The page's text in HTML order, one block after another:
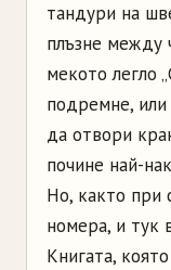
тандури на
плъзне между
мекото легло
подремне, или
да отвори
почине най-
Но, както при
номера, и тук
Книгата,